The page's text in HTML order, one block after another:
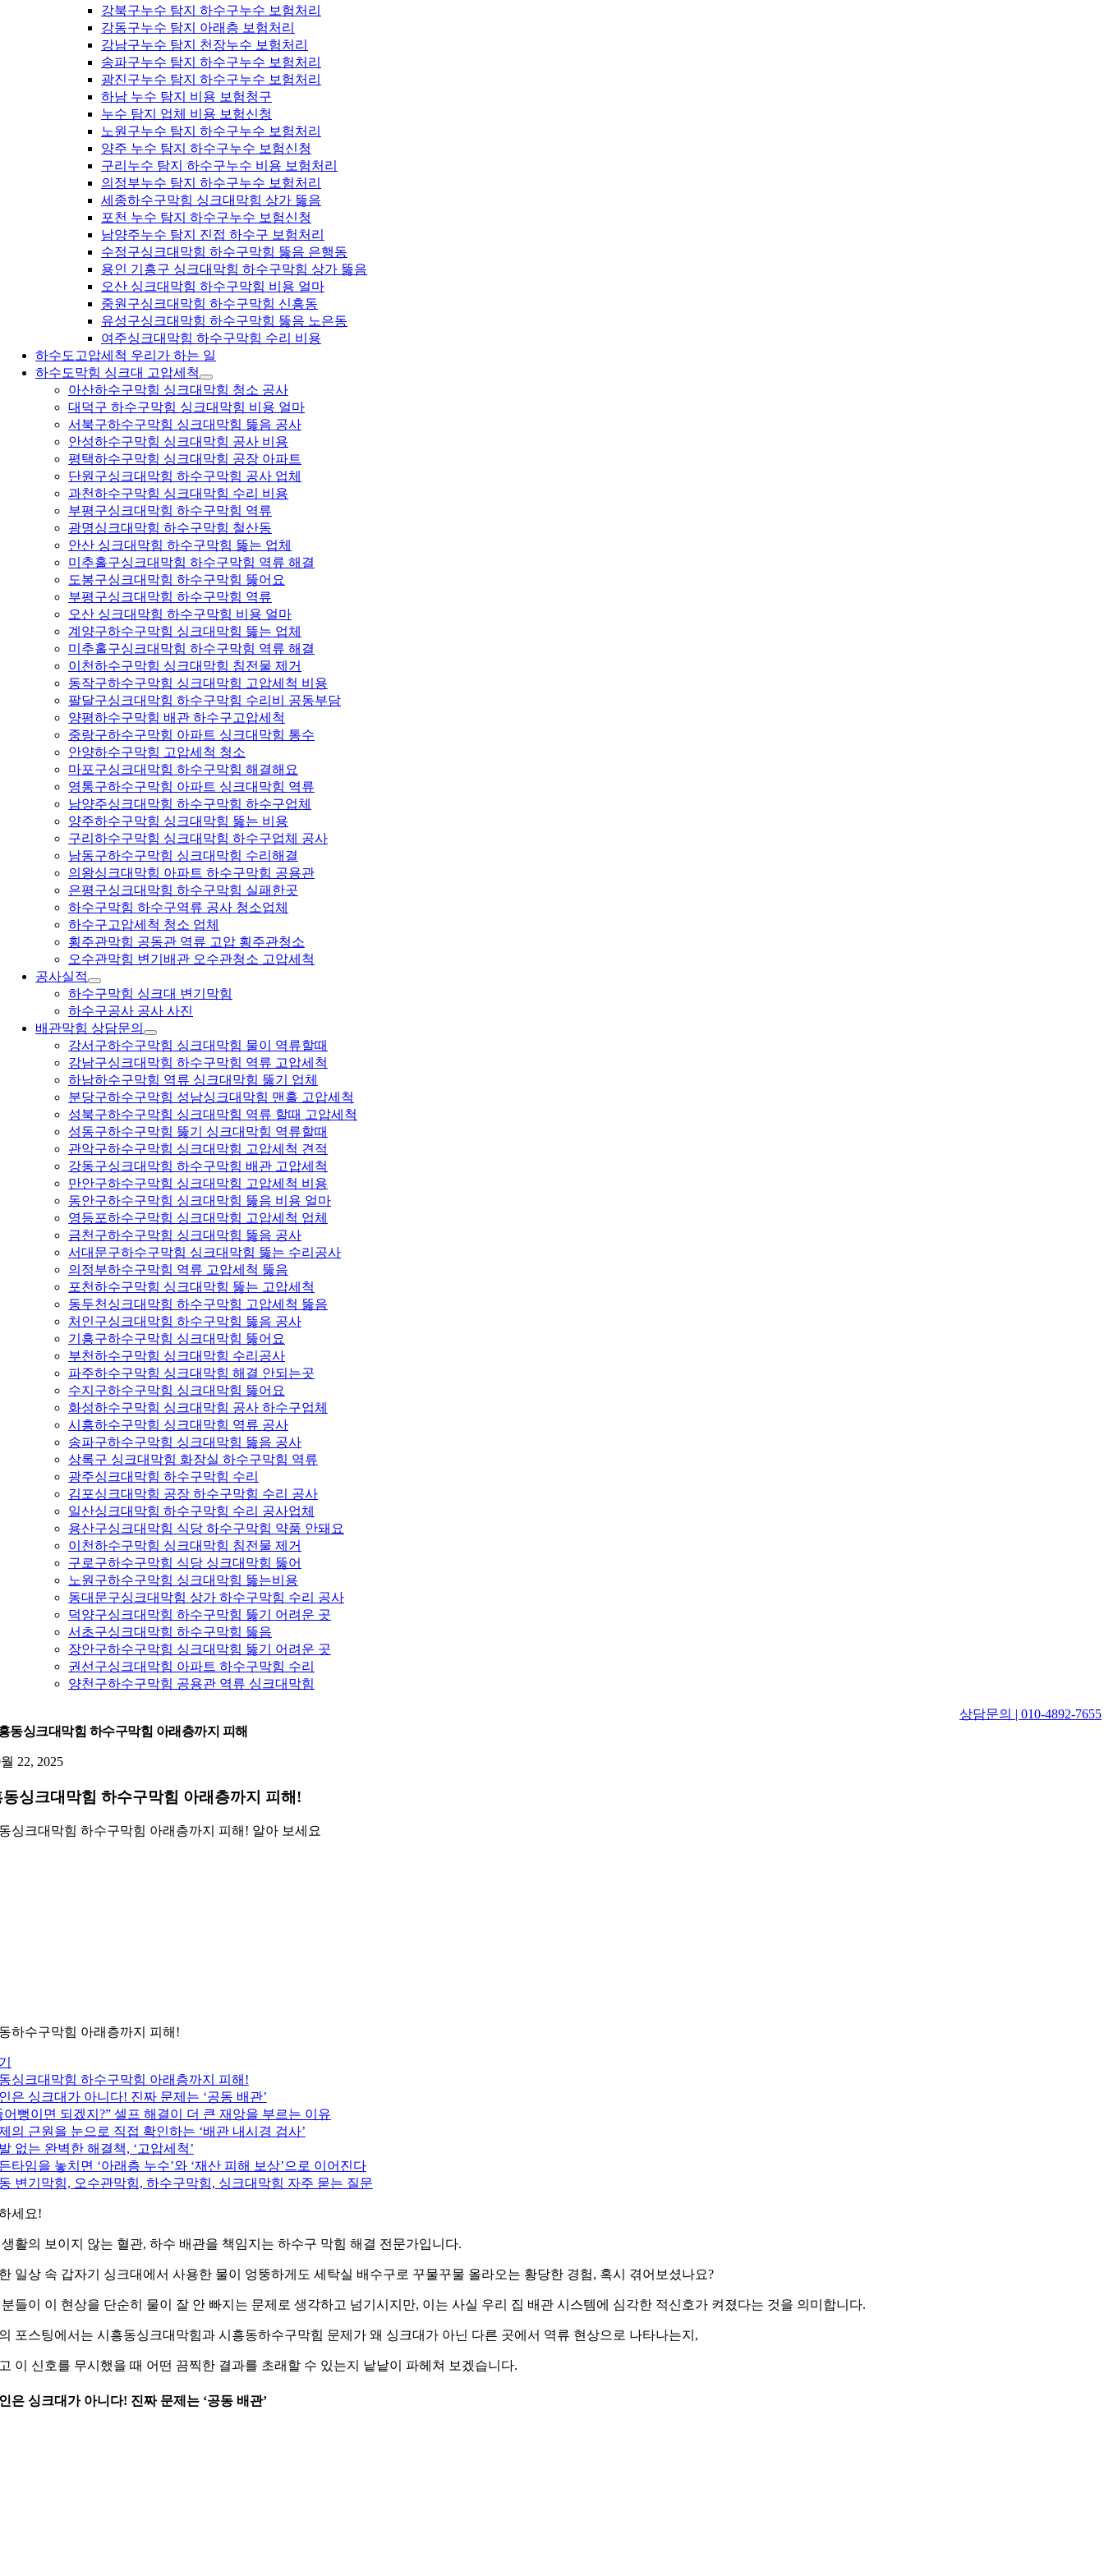
강북구누수 탐지 하수구누수 보험처리
강동구누수 탐지 아래층 보험처리
강남구누수 탐지 천장누수 보험처리
송파구누수 탐지 하수구누수 보험처리
광진구누수 탐지 하수구누수 보험처리
하남 누수 탐지 비용 보험청구
누수 탐지 업체 비용 보험신청
노원구누수 탐지 하수구누수 보험처리
양주 누수 탐지 하수구누수 보험신청
구리누수 탐지 하수구누수 비용 보험처리
의정부누수 탐지 하수구누수 보험처리
세종하수구막힘 싱크대막힘 상가 뚫음
포천 누수 탐지 하수구누수 보험신청
남양주누수 탐지 진접 하수구 보험처리
수정구싱크대막힘 하수구막힘 뚫음 은행동
용인 기흥구 싱크대막힘 하수구막힘 상가 뚫음
오산 싱크대막힘 하수구막힘 비용 얼마
중원구싱크대막힘 하수구막힘 신흥동
유성구싱크대막힘 하수구막힘 뚫음 노은동
여주싱크대막힘 하수구막힘 수리 비용
하수도고압세척 우리가 하는 일
하수도막힘 싱크대 고압세척
아산하수구막힘 싱크대막힘 청소 공사
대덕구 하수구막힘 싱크대막힘 비용 얼마
서북구하수구막힘 싱크대막힘 뚫음 공사
안성하수구막힘 싱크대막힘 공사 비용
평택하수구막힘 싱크대막힘 공장 아파트
단원구싱크대막힘 하수구막힘 공사 업체
과천하수구막힘 싱크대막힘 수리 비용
부평구싱크대막힘 하수구막힘 역류
광명싱크대막힘 하수구막힘 철산동
안산 싱크대막힘 하수구막힘 뚫는 업체
미추홀구싱크대막힘 하수구막힘 역류 해결
도봉구싱크대막힘 하수구막힘 뚫어요
부평구싱크대막힘 하수구막힘 역류
오산 싱크대막힘 하수구막힘 비용 얼마
계양구하수구막힘 싱크대막힘 뚫는 업체
미추홀구싱크대막힘 하수구막힘 역류 해결
이천하수구막힘 싱크대막힘 침전물 제거
동작구하수구막힘 싱크대막힘 고압세척 비용
팔달구싱크대막힘 하수구막힘 수리비 공동부담
양평하수구막힘 배관 하수구고압세척
중랑구하수구막힘 아파트 싱크대막힘 통수
안양하수구막힘 고압세척 청소
마포구싱크대막힘 하수구막힘 해결해요
영통구하수구막힘 아파트 싱크대막힘 역류
남양주싱크대막힘 하수구막힘 하수구업체
양주하수구막힘 싱크대막힘 뚫는 비용
구리하수구막힘 싱크대막힘 하수구업체 공사
남동구하수구막힘 싱크대막힘 수리해결
의왕싱크대막힘 아파트 하수구막힘 공용관
은평구싱크대막힘 하수구막힘 실패한곳
하수구막힘 하수구역류 공사 청소업체
하수구고압세척 청소 업체
횡주관막힘 공동관 역류 고압 횡주관청소
오수관막힘 변기배관 오수관청소 고압세척
공사실적
하수구막힘 싱크대 변기막힘
하수구공사 공사 사진
배관막힘 상담문의
강서구하수구막힘 싱크대막힘 물이 역류할때
강남구싱크대막힘 하수구막힘 역류 고압세척
하남하수구막힘 역류 싱크대막힘 뚫기 업체
분당구하수구막힘 성남싱크대막힘 맨홀 고압세척
성북구하수구막힘 싱크대막힘 역류 할때 고압세척
성동구하수구막힘 뚫기 싱크대막힘 역류할때
관악구하수구막힘 싱크대막힘 고압세척 견적
강동구싱크대막힘 하수구막힘 배관 고압세척
만안구하수구막힘 싱크대막힘 고압세척 비용
동안구하수구막힘 싱크대막힘 뚫음 비용 얼마
영등포하수구막힘 싱크대막힘 고압세척 업체
금천구하수구막힘 싱크대막힘 뚫음 공사
서대문구하수구막힘 싱크대막힘 뚫는 수리공사
의정부하수구막힘 역류 고압세척 뚫음
포천하수구막힘 싱크대막힘 뚫는 고압세척
동두천싱크대막힘 하수구막힘 고압세척 뚫음
처인구싱크대막힘 하수구막힘 뚫음 공사
기흥구하수구막힘 싱크대막힘 뚫어요
부천하수구막힘 싱크대막힘 수리공사
파주하수구막힘 싱크대막힘 해결 안되는곳
수지구하수구막힘 싱크대막힘 뚫어요
화성하수구막힘 싱크대막힘 공사 하수구업체
시흥하수구막힘 싱크대막힘 역류 공사
송파구하수구막힘 싱크대막힘 뚫음 공사
상록구 싱크대막힘 화장실 하수구막힘 역류
광주싱크대막힘 하수구막힘 수리
김포싱크대막힘 공장 하수구막힘 수리 공사
일산싱크대막힘 하수구막힘 수리 공사업체
용산구싱크대막힘 식당 하수구막힘 약품 안돼요
이천하수구막힘 싱크대막힘 침전물 제거
구로구하수구막힘 식당 싱크대막힘 뚫어
노원구하수구막힘 싱크대막힘 뚫는비용
동대문구싱크대막힘 상가 하수구막힘 수리 공사
덕양구싱크대막힘 하수구막힘 뚫기 어려운 곳
서초구싱크대막힘 하수구막힘 뚫음
장안구하수구막힘 싱크대막힘 뚫기 어려운 곳
권선구싱크대막힘 아파트 하수구막힘 수리
양천구하수구막힘 공용관 역류 싱크대막힘
상담문의 | 010-4892-7655
동싱크대막힘 하수구막힘 아래층까지 피해
22, 2025
싱크대막힘 하수구막힘 아래층까지 피해!
싱크대막힘 하수구막힘 아래층까지 피해! 알아 보세요
하수구막힘 아래층까지 피해!
싱크대막힘 하수구막힘 아래층까지 피해!
은 싱크대가 아니다! 진짜 문제는 ‘공동 배관’
어뻥이면 되겠지?” 셀프 해결이 더 큰 재앙을 부르는 이유
의 근원을 눈으로 직접 확인하는 ‘배관 내시경 검사’
없는 완벽한 해결책, ‘고압세척’
타임을 놓치면 ‘아래층 누수’와 ‘재산 피해 보상’으로 이어진다
변기막힘, 오수관막힘, 하수구막힘, 싱크대막힘 자주 묻는 질문
세요!
활의 보이지 않는 혈관, 하수 배관을 책임지는 하수구 막힘 해결 전문가입니다.
일상 속 갑자기 싱크대에서 사용한 물이 엉뚱하게도 세탁실 배수구로 꾸물꾸물 올라오는 황당한 경험, 혹시 겪어보셨나요?
들이 이 현상을 단순히 물이 잘 안 빠지는 문제로 생각하고 넘기시지만, 이는 사실 우리 집 배관 시스템에 심각한 적신호가 켜졌다는 것을 의미합니다.
포스팅에서는 시흥동싱크대막힘과 시흥동하수구막힘 문제가 왜 싱크대가 아닌 다른 곳에서 역류 현상으로 나타나는지,
이 신호를 무시했을 때 어떤 끔찍한 결과를 초래할 수 있는지 낱낱이 파헤쳐 보겠습니다.
은 싱크대가 아니다! 진짜 문제는 ‘공동 배관’